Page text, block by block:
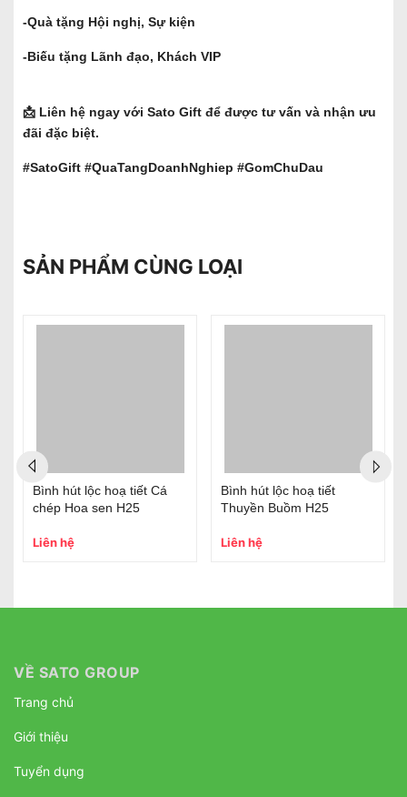
-Quà tặng Hội nghị, Sự kiện
-Biếu tặng Lãnh đạo, Khách VIP
📩 Liên hệ ngay với Sato Gift để được tư vấn và nhận ưu
đãi đặc biệt.
#SatoGift #QuaTangDoanhNghiep #GomChuDau
SẢN PHẨM CÙNG LOẠI
Bình hút lộc hoạ tiết Cá
chép Hoa sen H25
Liên hệ
Bình hút lộc hoạ tiết
Thuyền Buồm H25
Liên hệ
VỀ SATO GROUP
Trang chủ
Giới thiệu
Tuyển dụng